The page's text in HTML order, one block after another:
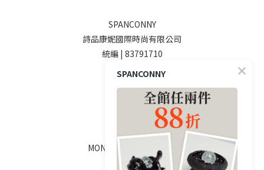
SPANCONNY
詩品康妮國際時尚有限公司
統編 | 83791710
SOCIALS
線上客服
MON - FRI / 9:00 - 18:00
SPANCONNY